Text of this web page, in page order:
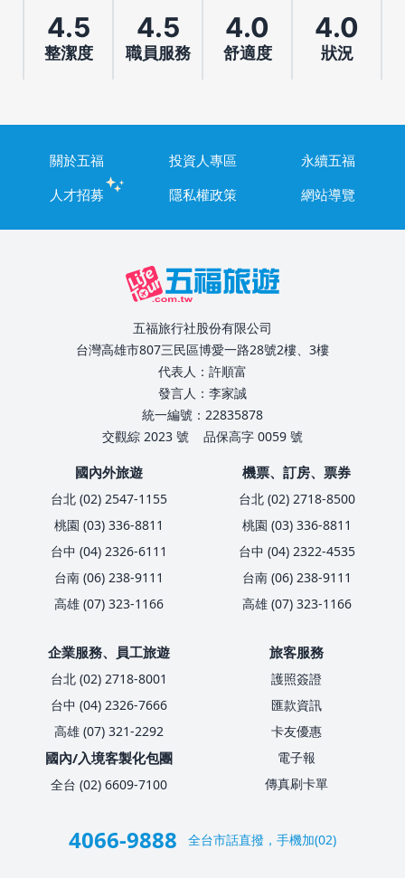
4.5
整潔度
4.5
職員服務
4.0
舒適度
4.0
狀況
關於五福 投資人專區
永續五福
人才招募
隱私權政策 網站導覽
五福旅行社股份有限公司
台灣高雄市807三民區博愛一路28號2樓、3樓
代表人：許順富
發言人：李家誠
統一編號：22835878
交觀綜 2023 號
品保高字 0059 號
國內外旅遊
台北 (02) 2547-1155
桃園 (03) 336-8811
台中 (04) 2326-6111
台南 (06) 238-9111
高雄 (07) 323-1166
機票、訂房、票券
台北 (02) 2718-8500
桃園 (03) 336-8811
台中 (04) 2322-4535
台南 (06) 238-9111
高雄 (07) 323-1166
企業服務、員工旅遊
台北 (02) 2718-8001
台中 (04) 2326-7666
高雄 (07) 321-2292
國內/入境客製化包團
全台 (02) 6609-7100
旅客服務
護照簽證
匯款資訊
卡友優惠
電子報
傳真刷卡單
4066-9888 全台市話直撥，手機加(02)